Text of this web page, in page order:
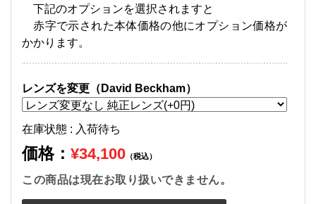
下記のオプションを選択されますと
赤字で示された本体価格の他にオプション価格が
かかります。
レンズを変更（David Beckham）
在庫状態 : 入荷待ち
価格： ¥34,100 （税込）
この商品は現在お取り扱いできません。